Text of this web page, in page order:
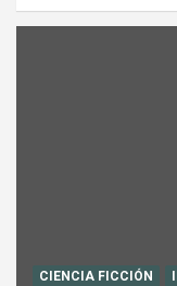
CIENCIA FICCIÓN